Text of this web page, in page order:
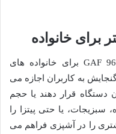
با ظرفیت ۶ لیتر، سرخ کن میگل GAF 960 برای خانواده های
به کاربران اجازه می
دستگاه قرار دهند یا حجم
یا حتی پیتزا را
را در آشپزی فراهم می